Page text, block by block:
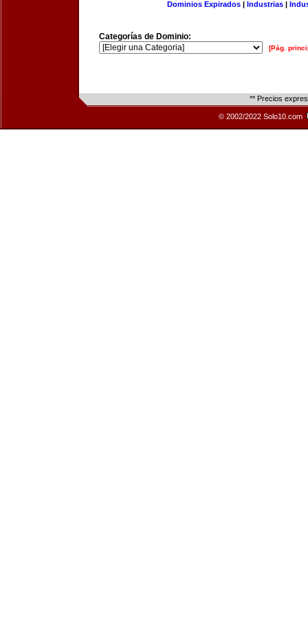
Dominios Expirados | Industrias |
Categorías de Dominio:
[Pág.
** Precios
© 2002/2022 Solo10.com